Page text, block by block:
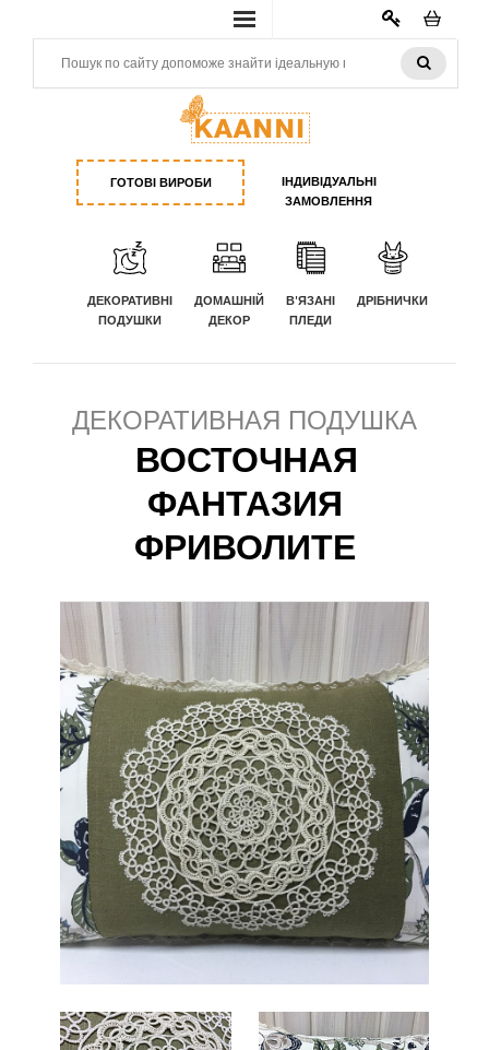
КАБИНЕТ
ГОТОВІ ВИРОБИ
ІНДИВІДУАЛЬНІ
ЗАМОВЛЕННЯ
ДЕКОРАТИВНІ
ПОДУШКИ
ДОМАШНІЙ
ДЕКОР
В'ЯЗАНІ
ПЛЕДИ
ДРІБНИЧКИ
ДЕКОРАТИВНАЯ ПОДУШКА
ВОСТОЧНАЯ
ФАНТАЗИЯ
ФРИВОЛИТЕ